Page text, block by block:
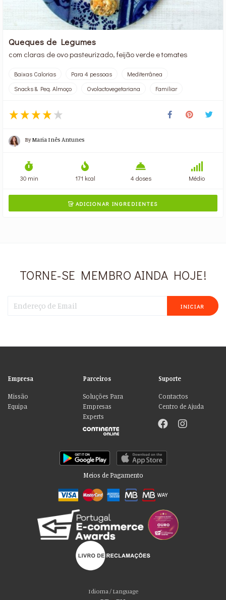
Queques de Legumes
com claras de ovo pasteurizado, feijão verde e tomates
Baixas Calorias Para 4 pessoas
Mediterrânea
Snacks & Peq. Almoço
Ovolactovegetariana Familiar
ByMaria Inês Antunes
30 min 171 kcal 4 doses Médio
ADICIONAR INGREDIENTES
TORNE-SE MEMBRO AINDA HOJE!
INICIAR
Empresa
Missão
Equipa
Parceiros
Soluções Para
Empresas
Experts
Suporte
Contactos
Centro de Ajuda
Meios de Pagamento
Idioma / Language
Por favor aceite as nossas deliciosas
Usamos cookies para personalizar conteúdo e anúncios, fornecer recursos